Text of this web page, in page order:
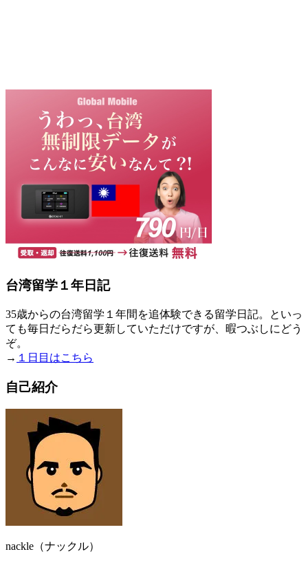
台湾留学１年日記
35歳からの台湾留学１年間を追体験できる留学日記。といっ
ても毎日だらだら更新していただけですが、暇つぶしにどう
ぞ。
→ １日目はこちら
自己紹介
nackle（ナックル）